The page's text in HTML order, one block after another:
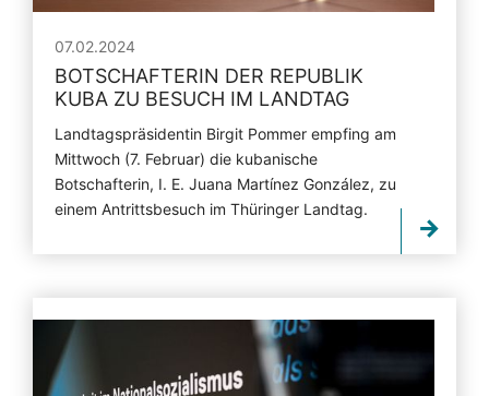
07.02.2024
BOTSCHAFTERIN DER REPUBLIK
KUBA ZU BESUCH IM LANDTAG
Landtagspräsidentin Birgit Pommer empfing am
Mittwoch (7. Februar) die kubanische
Botschafterin, I. E. Juana Martínez González, zu
einem Antrittsbesuch im Thüringer Landtag.